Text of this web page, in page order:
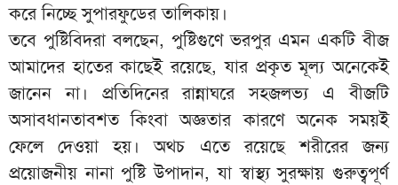
করে নিচ্ছে সুপারফুডের তালিকায়।
তবে পুষ্টিবিদরা বলছেন, পুষ্টিগুণে ভরপুর এমন একটি বীজ
আমাদের হাতের কাছেই রয়েছে, যার প্রকৃত মূল্য অনেকেই
জানেন না। প্রতিদিনের রান্নাঘরে সহজলভ্য এ বীজটি
অসাবধানতাবশত কিংবা অজ্ঞতার কারণে অনেক সময়ই
ফেলে দেওয়া হয়। অথচ এতে রয়েছে শরীরের জন্য
প্রয়োজনীয় নানা পুষ্টি উপাদান, যা স্বাস্থ্য সুরক্ষায় গুরুত্বপূর্ণ